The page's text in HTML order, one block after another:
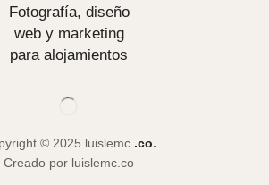
© 2025 luislemc .co.
Creado por luislemc.co